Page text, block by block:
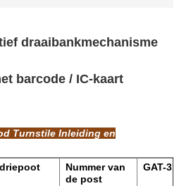
draaibankmechanisme
barcode / IC-kaart
Turnstile Inleiding en
Nummer van
de post
GAT-